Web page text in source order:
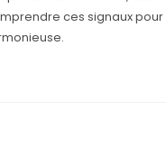
ces signaux